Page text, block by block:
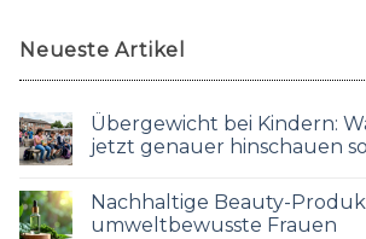
Neueste Artikel
Übergewicht bei Kindern:
jetzt genauer hinschauen
Nachhaltige Beauty-
umweltbewusste Frauen